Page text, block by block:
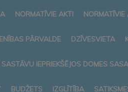
NORMATĪVIE AKTI NORMATĪVIE
PĀRVALDE DZĪVESVIETA
IEPRIEKŠĒJOS DOMES
BUDŽETS IZGLĪTĪBA